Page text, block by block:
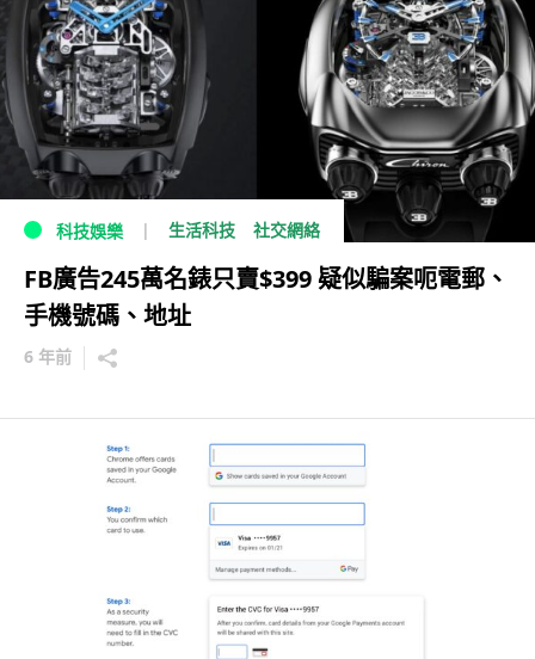
科技娛樂 生活科技 社交網絡
FB廣告245萬名錶只賣$399 疑似騙案呃電郵、
手機號碼、地址
6 年前